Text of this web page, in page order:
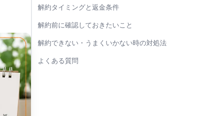
解約タイミングと返金条件
解約前に確認しておきたいこと
解約できない・うまくいかない時の対処法
よくある質問